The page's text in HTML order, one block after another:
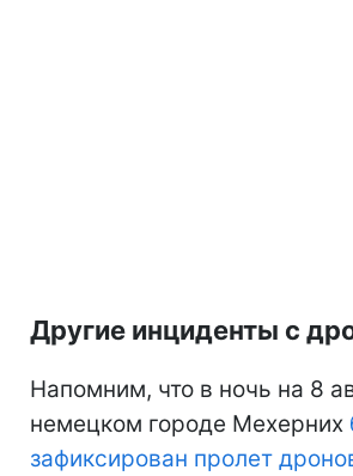
Другие инциденты с
Напомним, что в ночь на 8
немецком городе Мехерних
зафиксирован пролет